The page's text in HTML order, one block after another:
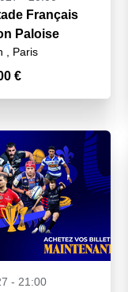
Français
Paloise
, Paris
€
- 21:00